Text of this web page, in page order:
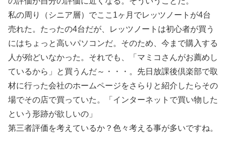
私の周り（シニア層）でここ1ヶ月でレッツノートが4台
売れた。たったの4台だが、レッツノートは初心者が買う
にはちょっと高いパソコンだ。そのため、今まで購入する
人が殆どいなかった。それでも、「マミコさんがお薦めし
ているから」と買うんだ～・・・。先日放課後倶楽部で取
材に行った会社のホームページをさらりと紹介したらその
場でその店で買っていた。「インターネットで買い物した
という形跡が欲しいの」
第三者評価を考えているか？色々考える事が多いですね。